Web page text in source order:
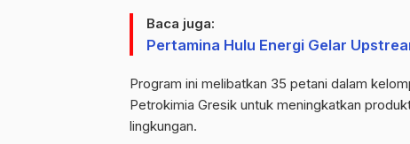
Baca juga:
Pertamina Hulu Energi Gelar
Program ini melibatkan 35 petani dalam
Petrokimia Gresik untuk meningkatkan
lingkungan.